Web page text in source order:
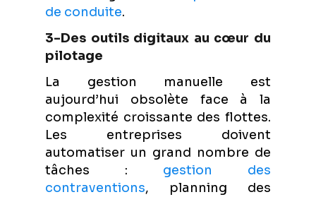
de conduite.
3-Des outils digitaux au cœur du
pilotage
La gestion manuelle est
aujourd’hui obsolète face à la
complexité croissante des flottes.
Les entreprises doivent
automatiser un grand nombre de
tâches : gestion des
contraventions, planning des